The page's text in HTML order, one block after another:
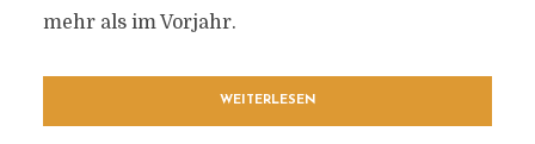
mehr als im Vorjahr.
WEITERLESEN